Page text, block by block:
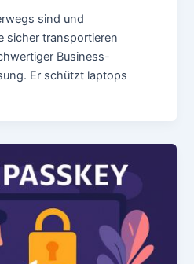
sind und
sicher transportieren
Business-
Er schützt laptops